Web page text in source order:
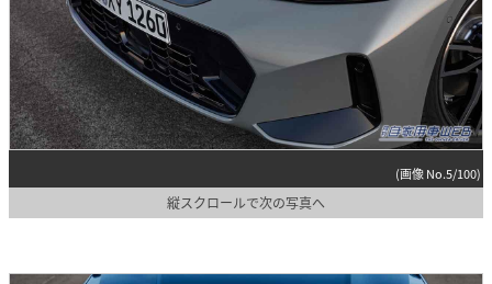
(画像 No.5/100)
縦スクロールで次の写真へ